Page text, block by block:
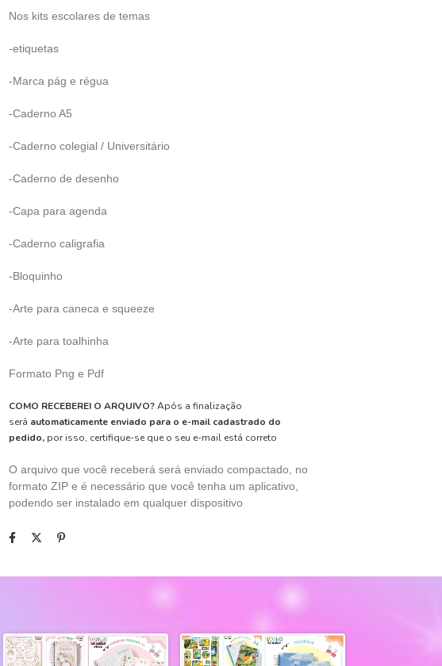
Nos kits escolares de temas
-etiquetas
-Marca pág e régua
-Caderno A5
-Caderno colegial / Universitário
-Caderno de desenho
-Capa para agenda
-Caderno caligrafia
-Bloquinho
-Arte para caneca e squeeze
-Arte para toalhinha
Formato Png e Pdf
COMO RECEBEREI O ARQUIVO?Após a finalização
será automaticamente enviado para o e-mail cadastrado do
pedido, por isso, certifique-se que o seu e-mail está correto
O arquivo que você receberá será enviado compactado, no
formato ZIP e é necessário que você tenha um aplicativo,
podendo ser instalado em qualquer dispositivo